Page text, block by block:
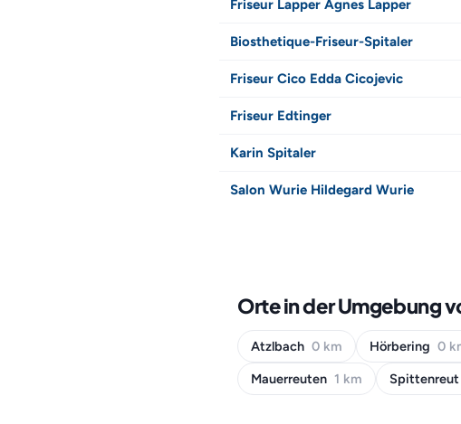
Friseur Lapper Agnes Lapper
Biosthetique-Friseur-Spitaler
Friseur Cico Edda Cicojevic
Friseur Edtinger
Karin Spitaler
Salon Wurie Hildegard Wurie
Orte in der Umgebung
Atzlbach 0 km Hörbering 0
Mauerreuten 1 km Spittenreut